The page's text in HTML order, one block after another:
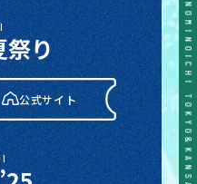
祭り
公式サイト